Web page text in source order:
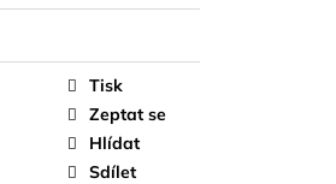
Tisk
Zeptat se
Hlídat
Sdílet